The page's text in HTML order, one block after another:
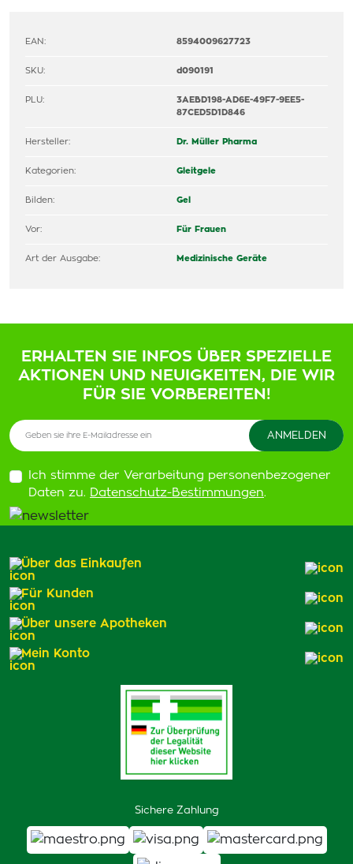
EAN: 8594009627723
SKU: d090191
PLU:
3AEBD198-AD6E-49F7-9EE5-
87CED5D1D846
Hersteller: Dr. Müller Pharma
Kategorien: Gleitgele
Bilden: Gel
Vor: Für Frauen
Art der Ausgabe: Medizinische Geräte
ERHALTEN SIE INFOS ÜBER SPEZIELLE
AKTIONEN UND NEUIGKEITEN, DIE WIR
FÜR SIE VORBEREITEN!
Ich stimme der Verarbeitung personenbezogener
Daten zu. Datenschutz-Bestimmungen.
Sichere Zahlung
Über das Einkaufen
Für Kunden
Über unsere Apotheken
Mein Konto